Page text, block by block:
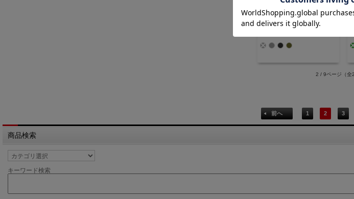
2 / 9ページ （全
前へ 1 2 3
商品検索
キーワード検索